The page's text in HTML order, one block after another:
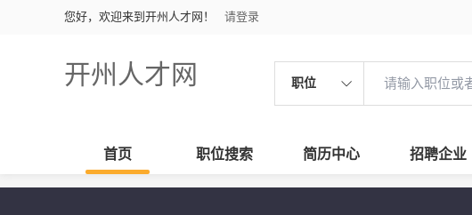
您好，欢迎来到开州人才网！ 请登录
开州人才网 职位
首页 职位搜索 简历中心 招聘企业